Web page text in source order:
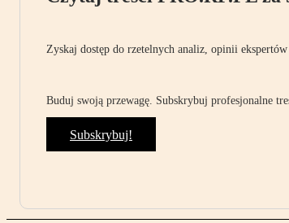
Zyskaj dostęp do rzetelnych analiz, opinii
Buduj swoją przewagę. Subskrybuj profesjonalne
Subskrybuj!